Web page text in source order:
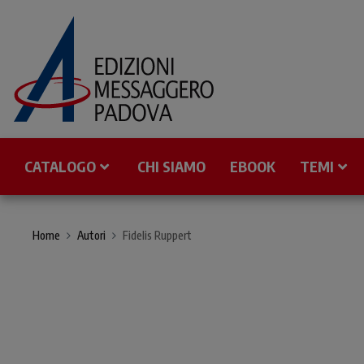
CATALOGO CHI SIAMO EBOOK TEMI
Home Autori Fidelis Ruppert